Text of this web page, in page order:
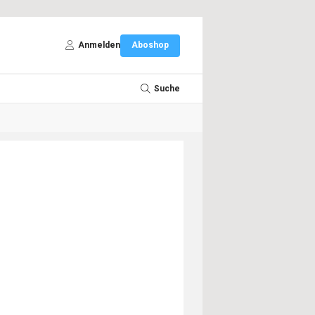
Anmelden Aboshop
Suche